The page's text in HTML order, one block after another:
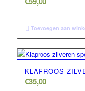
Toevoegen aan
KLAPROOS
€35,00